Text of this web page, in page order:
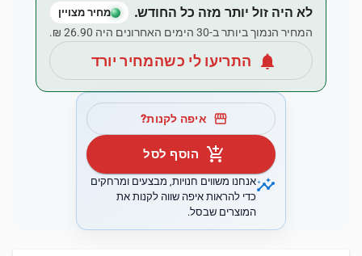
לא היה זול יותר מזה כל החודש. מחיר מצויין
המחיר הנמוך ביותר ב-30 הימים האחרונים היה ‏26.90 ‏₪.
notifications התריעו לי כשהמחיר יורד
storefront איפה לקנות?
add_shopping_cart הוסף לסל
insightsאנחנו משווים חנויות, מבצעים ומרחקים
כדי להראות איפה שווה לקנות את
המוצרים שבסל.